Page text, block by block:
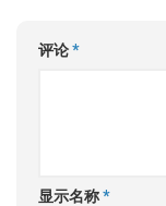
评论*
显示名称*